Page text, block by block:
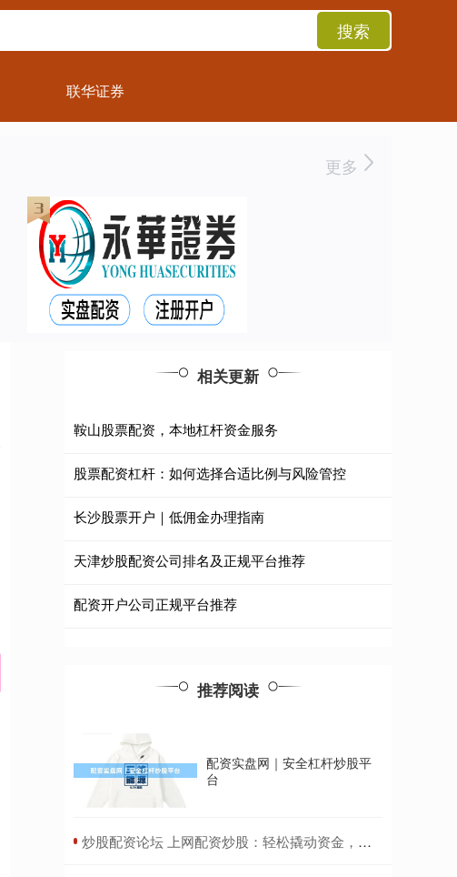
搜索
联华证券
更多
相关更新
鞍山股票配资，本地杠杆资金服务
股票配资杠杆：如何选择合适比例与风险管控
长沙股票开户｜低佣金办理指南
天津炒股配资公司排名及正规平台推荐
配资开户公司正规平台推荐
推荐阅读
配资实盘网｜安全杠杆炒股平
台
​炒股配资论坛 上网配资炒股：轻松撬动资金，实现财富梦想